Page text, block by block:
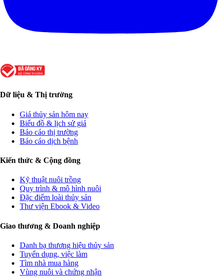
Dữ liệu & Thị trường
Giá thủy sản hôm nay
Biểu đồ & lịch sử giá
Báo cáo thị trường
Báo cáo dịch bệnh
Kiến thức & Cộng đồng
Kỹ thuật nuôi trồng
Quy trình & mô hình nuôi
Đặc điểm loài thủy sản
Thư viện Ebook & Video
Giao thương & Doanh nghiệp
Danh bạ thương hiệu thủy sản
Tuyển dụng, việc làm
Tìm nhà mua hàng
Vùng nuôi và chứng nhận